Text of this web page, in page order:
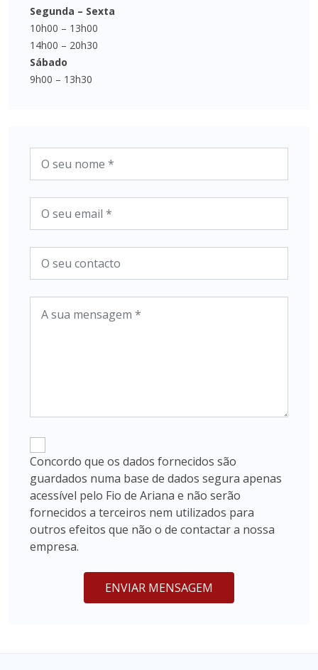
Segunda – Sexta
10h00 – 13h00
14h00 – 20h30
Sábado
9h00 – 13h30
Concordo que os dados fornecidos são
guardados numa base de dados segura apenas
acessível pelo Fio de Ariana e não serão
fornecidos a terceiros nem utilizados para
outros efeitos que não o de contactar a nossa
empresa.
ENVIAR MENSAGEM